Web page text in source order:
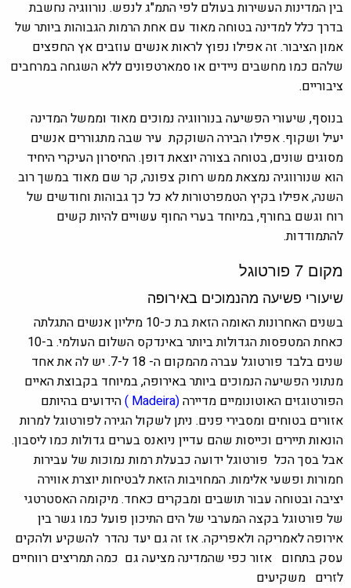
בין המדינות העשירות בעולם לפי התמ"ג לנפש. נורווגיה נחשבת
בדרך כלל למדינה בטוחה מאוד עם אחת הרמות הגבוהות ביותר של
אמון הציבור. זה אפילו נפוץ לראות אנשים עוזבים אץ החפצים
שלהם כמו מחשבים ניידים או סמארטפונים ללא השגחה במרחבים
ציבוריים.
בנוסף, שיעורי הפשיעה בנורווגיה נמוכים מאוד וממשל המדינה
יעיל ושקוף. אפילו הבירה השוקקת עיר שבה מתגוררים אנשים
מסוגים שונים, בטוחה בצורה יוצאת דופן. החיסרון העיקרי היחיד
הוא שנורווגיה נמצאת ממש רחוק צפונה, קר שם מאוד במשך רוב
השנה, אפילו בקיץ הטמפרטורות לא כל כך גבוהות וחודשים של
רוח וגשם בחורף, במיוחד בערי החוף עשויים להיות קשים
להתמודדות.
מקום 7 פורטוגל
שיעורי פשיעה מהנמוכיםבאירופה
בשנים האחרונות האומה הזאת בת כ-10 מיליון אנשים התגלתה
כאחת המטפסות הגדולות ביותר באינדקס השלום העולמי. ב-10
שנים בלבד פורטוגל עברה מהמקום ה- 18 ל-7. יש לה את אחד
מנתוני הפשיעה הנמוכיםביותרבאירופה,במיוחד בקבוצת האיים
הפורטוגזים האוטונומייםמדיירהMadeira)
( הידועים בהיותם
אזורים בטוחים ומסבירי פנים.ניתן לשקול הגירה לפורטוגל למרות
הונאות תיירים וכייסות שהם עדיין ניואנס בערים גדולות כמו ליסבון.
אבל בסך הכל פורטוגל ידועה כבעלת רמות נמוכות של עבירות
חמורות ופשעי אלימות. המחויבות הזאת לבטיחות יוצרת אווירה
יציבה ובטוחה עבור תושבים ומבקרים כאחד. מיקומה האסטרטגי
של פורטוגל בקצה המערבי של הים התיכון פועל כמו גשר בין
אירופה לאמריקה ולאפריקה. אז זה גם יעד נהדר להשקיע ולהקים
עסק בתחום אזור כפי שהמדינה מציעה גם כמה תמריצים רווחיים
לזרים משקיעים